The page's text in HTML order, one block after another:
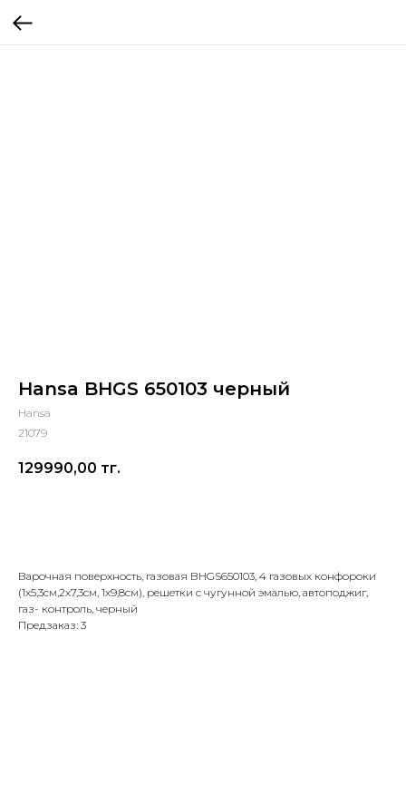
Hansa BHGS 650103 черный
Hansa
21079
129990,00 тг.
Варочная поверхность, газовая BHGS650103, 4 газовых конфороки
(1х5,3см,2х7,3cм, 1х9,8см), решетки с чугунной эмалью, автоподжиг,
газ- контроль, черный
Предзаказ: 3